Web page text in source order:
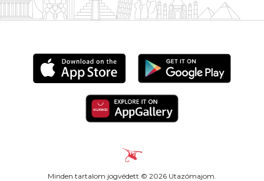
Minden tartalom jogvédett © 2026 Utazómajom.